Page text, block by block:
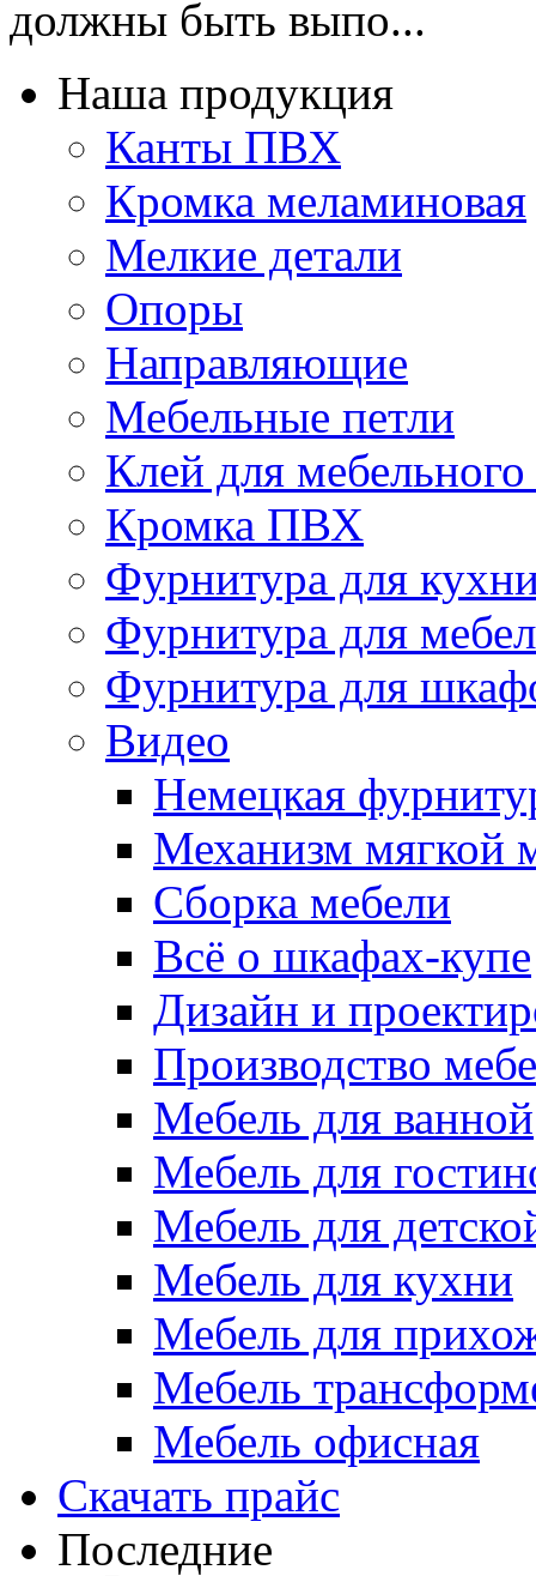
должны быть выпо...
Наша продукция
Канты ПВХ
Кромка меламиновая
Мелкие детали
Опоры
Направляющие
Мебельные петли
Клей для мебельного
Кромка ПВХ
Фурнитура для
Фурнитура для
Фурнитура для
Видео
Немецкая
Механизм мягкой
Сборка мебели
Всё о шкафах-купе
Дизайн и
Производство
Мебель для ванной
Мебель для
Мебель для
Мебель для кухни
Мебель для
Мебель
Мебель офисная
Скачать прайс
Последние